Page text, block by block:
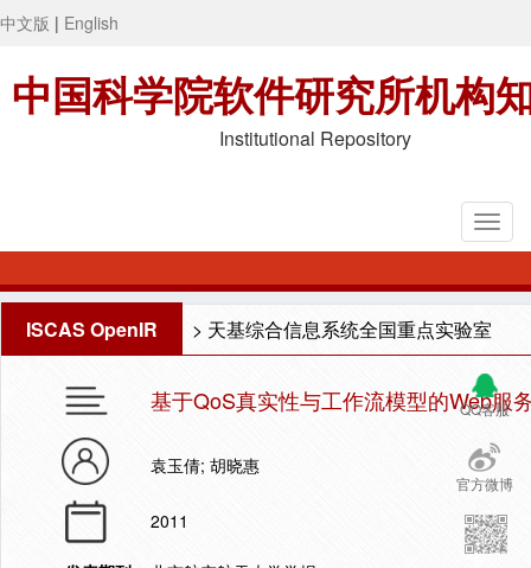
中文版 | English
中国科学院软件研究所机构
Institutional Repository
ISCAS OpenIR > 天基综合信息系统全国重点实验室
QQ客服
官方微博
基于QoS真实性与工作流模型的Web服
袁玉倩; 胡晓惠
2011